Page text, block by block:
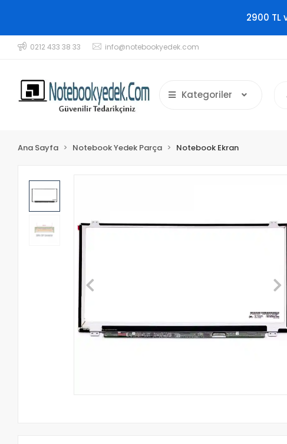
2900 TL
0212 433 38 33 info@notebookyedek.com
Kategoriler
Ana Sayfa Notebook Yedek Parça Notebook Ekran